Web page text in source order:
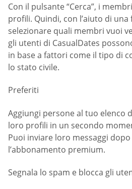
Con il pulsante “Cerca”, i
profili. Quindi, con l’aiuto di
selezionare quali membri vuoi
gli utenti di СasualDates
in base a fattori come il tipo di
lo stato civile.
Preferiti
Aggiungi persone al tuo elenco
loro profili in un secondo
Puoi inviare loro messaggi
l’abbonamento premium.
Segnala lo spam e blocca gli